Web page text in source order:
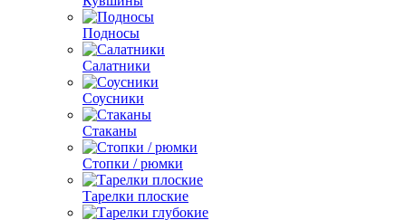
Подносы
Салатники
Соусники
Стаканы
Стопки / рюмки
Тарелки плоские